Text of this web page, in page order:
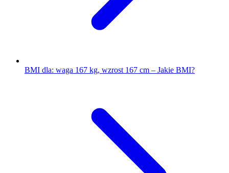
BMI dla: waga 167 kg, wzrost 167 cm – Jakie BMI?